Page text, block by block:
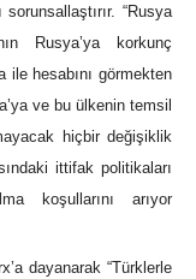
“Rusya
Rusya’ya korkunç
ile hesabını görmekten
ve bu ülkenin temsil
hiçbir değişiklik
ittifak politikaları
koşullarını arıyor
dayanarak “Türklerle